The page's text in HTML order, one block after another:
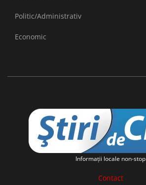
Politic/Administrativ
Economic
Informaţii locale non-stop
Contact